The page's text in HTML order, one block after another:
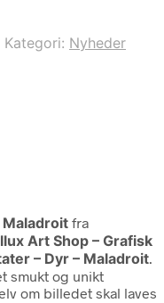
Kategori: Nyheder
Maladroit fra
Art Shop – Grafisk
– Dyr – Maladroit.
smukt og unikt
om billedet skal laves